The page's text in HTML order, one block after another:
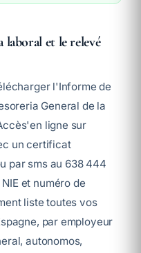
et le relevé
l'Informe de
General de la
ligne sur
un certificat
par sms au 638 444
et numéro de
liste toutes vos
par employeur
autonomos,